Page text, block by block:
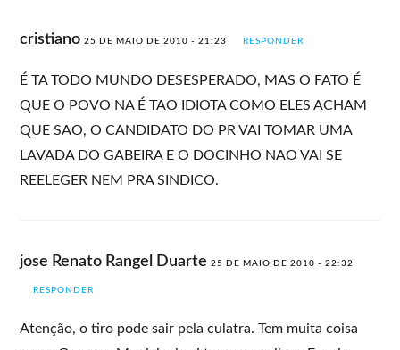
cristiano25 DE MAIO DE 2010 - 21:23 RESPONDER
É TA TODO MUNDO DESESPERADO, MAS O FATO É
QUE O POVO NA É TAO IDIOTA COMO ELES ACHAM
QUE SAO, O CANDIDATO DO PR VAI TOMAR UMA
LAVADA DO GABEIRA E O DOCINHO NAO VAI SE
REELEGER NEM PRA SINDICO.
jose Renato Rangel Duarte25 DE MAIO DE 2010 - 22:32
RESPONDER
Atenção, o tiro pode sair pela culatra. Tem muita coisa